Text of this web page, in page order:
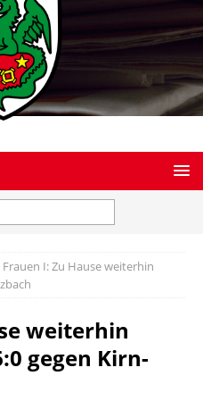
Frauen I: Zu Hause weiterhin
weiterhin
gegen Kirn-